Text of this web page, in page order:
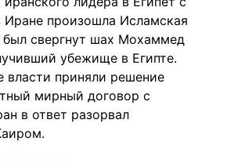
Иране произошла Исламская
был свергнут шах Мохаммед
убежище в Египте.
власти приняли решение
мирный договор с
в ответ разорвал